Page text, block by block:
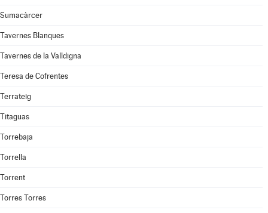
Sumacàrcer
Tavernes Blanques
Tavernes de la Valldigna
Teresa de Cofrentes
Terrateig
Titaguas
Torrebaja
Torrella
Torrent
Torres Torres